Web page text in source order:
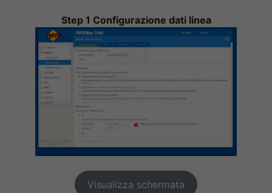
Step 1 Configurazione dati linea
Visualizza schermata